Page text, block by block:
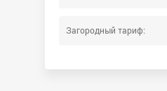
Загородный тариф: